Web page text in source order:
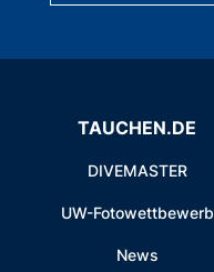
TAUCHEN.DE
DIVEMASTER
UW-Fotowettbewerb
News